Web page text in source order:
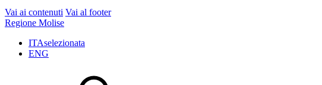
Vai ai contenuti Vai al footer
Regione Molise
ITAselezionata
ENG